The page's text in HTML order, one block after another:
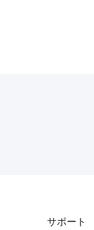
サポート